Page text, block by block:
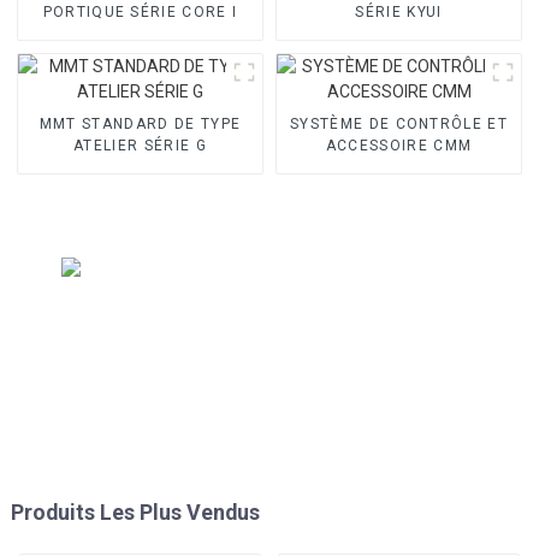
PORTIQUE SÉRIE CORE I
SÉRIE KYUI
MMT STANDARD DE TYPE
ATELIER SÉRIE G
SYSTÈME DE CONTRÔLE ET
ACCESSOIRE CMM
Produits Les Plus Vendus